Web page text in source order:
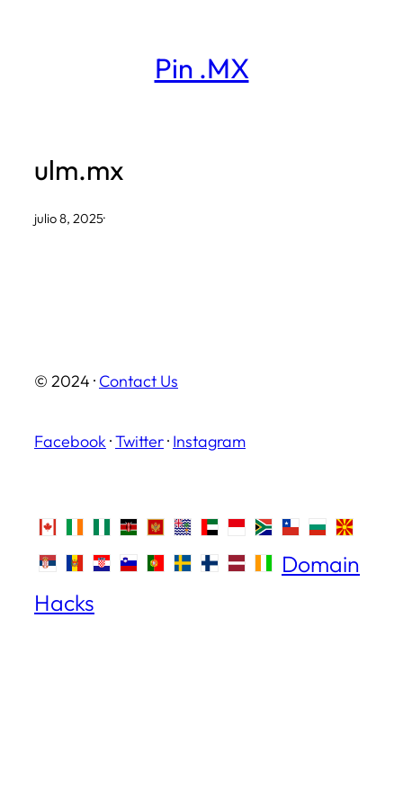
Pin .MX
ulm.mx
julio 8, 2025·
© 2024 · Contact Us
Facebook ·Twitter· Instagram
Domain
Hacks